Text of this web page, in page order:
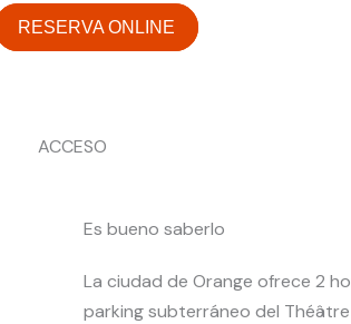
RESERVA ONLINE
ACCESO
Es bueno saberlo
La ciudad de Orange ofrece 2
parking subterráneo del